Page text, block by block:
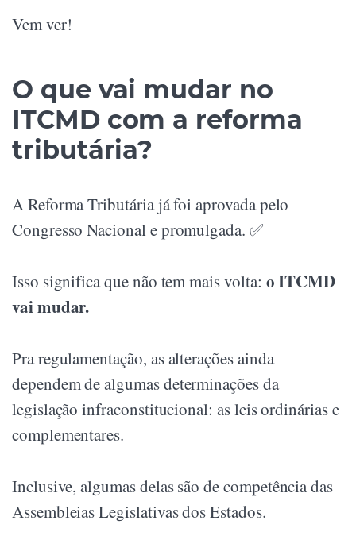
Vem ver!
O que vai mudar no
ITCMD com a reforma
tributária?
A Reforma Tributária já foi aprovada pelo
Congresso Nacional e promulgada. ✅
Isso significa que não tem mais volta: o ITCMD
vai mudar.
Pra regulamentação, as alterações ainda
dependem de algumas determinações da
legislação infraconstitucional: as leis ordinárias e
complementares.
Inclusive, algumas delas são de competência das
Assembleias Legislativas dos Estados.